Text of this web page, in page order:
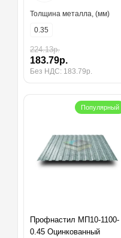
Толщина металла, (мм)
0.35
224.13р.
183.79р.
Без НДС: 183.79р.
Популярный
Профнастил МП10-1100-
0.45 Оцинкованный